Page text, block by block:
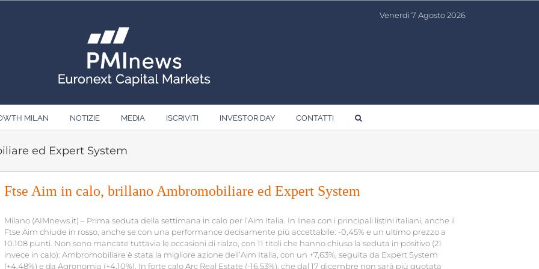
Venerdì 7 Agosto 2026
MILAN NOTIZIE MEDIA ISCRIVITI INVESTOR DAY CONTATTI
ed Expert System
Ftse Aim in calo, brillano Ambromobiliare ed Expert System
Milano (AIMnews.it) – Prima seduta della settimana in calo per l’Aim Italia. In linea con i principali listini italiani, anche il
Ftse Aim chiude in rosso, anche se con una performance decisamente più accettabile: -0,45% e un ultimo prezzo a
10.108 punti. Non sono mancate tuttavia le occasioni di rialzo, con 11 titoli che hanno chiuso la seduta in positivo (21
invece in calo): Ambromobiliare è stata la migliore azione dell’Aim Italia, con un +7,63%, seguita da Expert System
(+4,48%) e da Agronomia (+4,10%). In forte calo Arc Real Estate (-16,53%), che dal 17 dicembre non sarà più quotata